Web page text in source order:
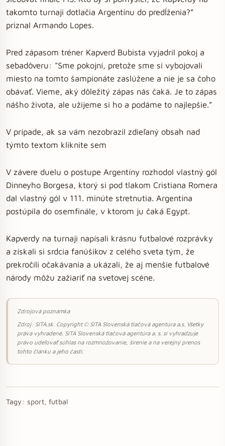
takomto turnaji dotlačia Argentínu do predĺženia?”
priznal Armando Lopes.
Pred zápasom tréner Kapverd Bubista vyjadril pokoj a
sebadôveru: "Sme pokojní, pretože sme si vybojovali
miesto na tomto šampionáte zaslúžene a nie je sa čoho
obávať. Vieme, aký dôležitý zápas nás čaká. Je to zápas
nášho života, ale užijeme si ho a podáme to najlepšie.”
V prípade, ak sa vám nezobrazil zdieľaný obsah nad
týmto textom kliknite sem
V závere duelu o postupe Argentíny rozhodol vlastný gól
Dinneyho Borgesa, ktorý si pod tlakom Cristiana Romera
dal vlastný gól v 111. minúte stretnutia. Argentína
postúpila do osemfinále, v ktorom ju čaká Egypt.
Kapverdy na turnaji napísali krásnu futbalové rozprávky
a získali si srdcia fanúšikov z celého sveta tým, že
prekročili očakávania a ukázali, že aj menšie futbalové
národy môžu zažiariť na svetovej scéne.
Zdrojová poznámka
Zdroj: SITA.sk. Copyright © SITA Slovenská tlačová agentúra a.s. Všetky
práva vyhradené. SITA Slovenská tlačová agentúra a. s. si vyhradzuje
právo udeľovať súhlas na rozmnožovanie, šírenie a na verejný prenos
tohto článku a jeho častí.
Tagy: sport, futbal